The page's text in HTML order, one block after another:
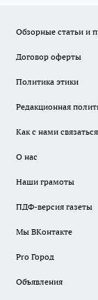
Обзорные статьи и
Договор оферты
Политика этики
Редакционная
Как с нами связаться
О нас
Наши грамоты
ПДФ-версия газеты
Мы ВКонтакте
Pro Город
Объявления